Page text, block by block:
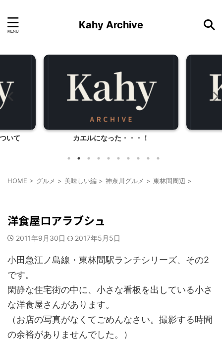
Kahy Archive
いて カエルになった・・・！
HOME > グルメ > 美味しい編 > 神奈川グルメ > 東林間周辺 >
洋食屋ロアラブシュ
2011年9月30日 2017年5月5日
小田急江ノ島線・東林間駅ランチシリーズ、その2
です。
閑静な住宅街の中に、小さな看板を出している小さ
な洋食屋さんがあります。
（お店の写真がなくてごめんなさい。撮影する時間
の余裕がありませんでした。）